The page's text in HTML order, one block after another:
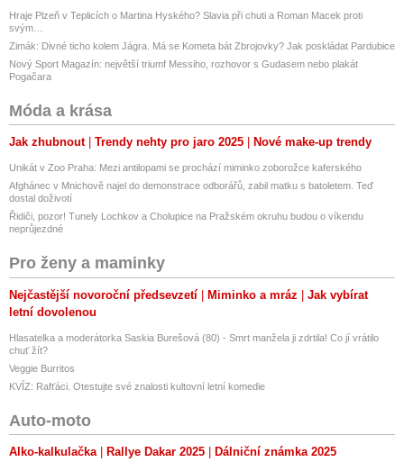
Hraje Plzeň v Teplicích o Martina Hyského? Slavia při chuti a Roman Macek proti
svým…
Zimák: Divné ticho kolem Jágra. Má se Kometa bát Zbrojovky? Jak poskládat Pardubice
Nový Sport Magazín: největší triumf Messiho, rozhovor s Gudasem nebo plakát
Pogačara
Móda a krása
Jak zhubnout Trendy nehty pro jaro 2025 Nové make-up trendy
Unikát v Zoo Praha: Mezi antilopami se prochází miminko zoborožce kaferského
Afghánec v Mnichově najel do demonstrace odborářů, zabil matku s batoletem. Teď
dostal doživotí
Řidiči, pozor! Tunely Lochkov a Cholupice na Pražském okruhu budou o víkendu
neprůjezdné
Pro ženy a maminky
Nejčastější novoroční předsevzetí Miminko a mráz
Jak vybírat
letní dovolenou
Hlasatelka a moderátorka Saskia Burešová (80) - Smrt manžela ji zdrtila! Co jí vrátilo
chuť žít?
Veggie Burritos
KVÍZ: Rafťáci. Otestujte své znalosti kultovní letní komedie
Auto-moto
Alko-kalkulačka Rallye Dakar 2025 Dálniční známka 2025